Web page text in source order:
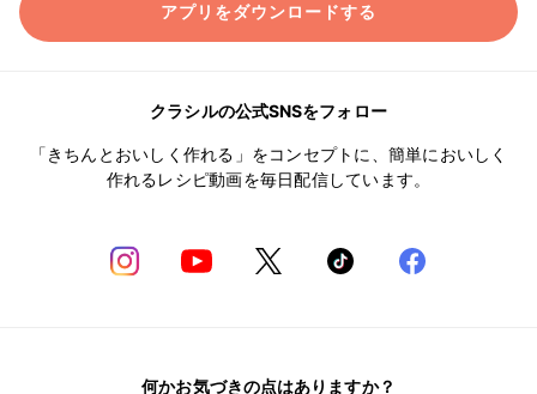
アプリをダウンロードする
クラシルの公式SNSをフォロー
「きちんとおいしく作れる」をコンセプトに、簡単においしく
作れるレシピ動画を毎日配信しています。
何かお気づきの点はありますか？